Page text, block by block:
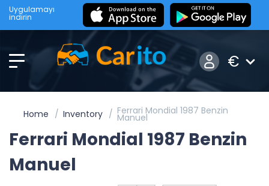
Uygulamayı
indirin
€
Home Inventory Ferrari Mondial 1987 Benzin
Manuel
Ferrari Mondial 1987 Benzin
Manuel